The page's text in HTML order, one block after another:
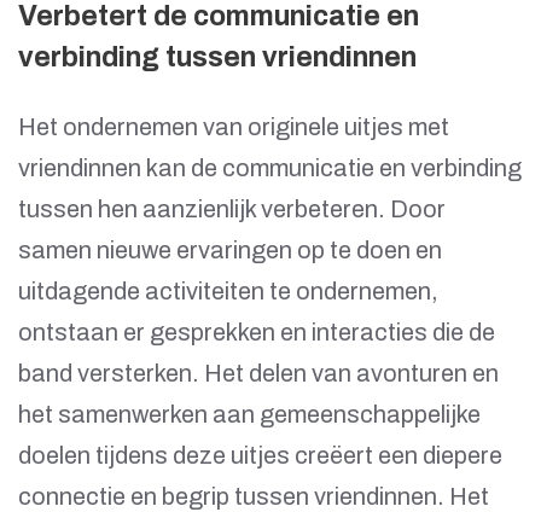
Verbetert de communicatie en
verbinding tussen vriendinnen
Het ondernemen van originele uitjes met
vriendinnen kan de communicatie en verbinding
tussen hen aanzienlijk verbeteren. Door
samen nieuwe ervaringen op te doen en
uitdagende activiteiten te ondernemen,
ontstaan er gesprekken en interacties die de
band versterken. Het delen van avonturen en
het samenwerken aan gemeenschappelijke
doelen tijdens deze uitjes creëert een diepere
connectie en begrip tussen vriendinnen. Het